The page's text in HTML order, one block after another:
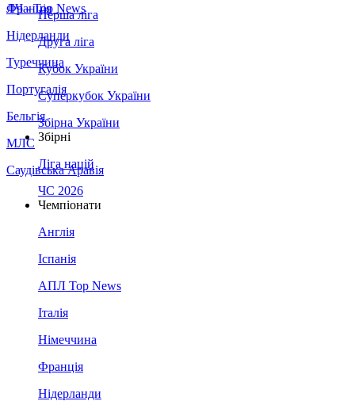
Франція
Нідерланди
Туреччина
Португалія
Бельгія
МЛС
Саудівська Аравія
ЛЧ - Top News
Перша ліга
Друга ліга
Кубок України
Суперкубок України
Збірна України
Збірні
Ліга націй
ЧС 2026
Чемпіонати
Англія
Іспанія
АПЛ Top News
Італія
Німеччина
Франція
Нідерланди